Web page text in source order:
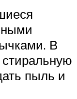
В
пыль и